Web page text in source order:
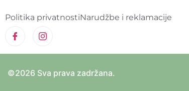
Politika privatnostiNarudžbe i reklamacije
©2026 Sva prava zadržana.